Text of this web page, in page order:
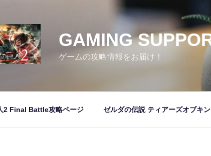
GAMING
ゲームの攻略情報をお届け！
2 Final Battle攻略ページ ゼルダの伝説 ティアーズオブキ